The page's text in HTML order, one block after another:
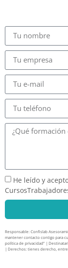
He leído y
Responsable: Confislab
mantener contacto contigo para
política de privacidad” |
| Derechos: tienes derecho,